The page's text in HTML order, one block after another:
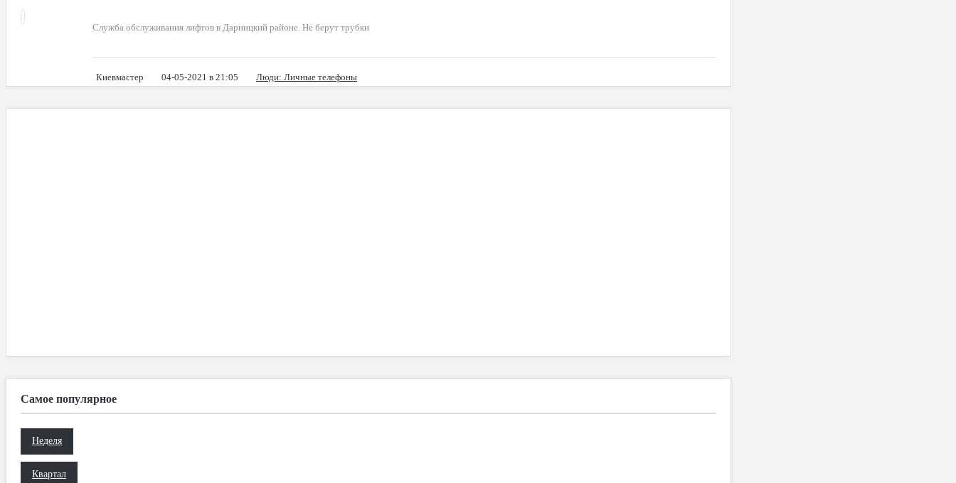
Служба обслуживания лифтов в Дарницкий районе. Не берут трубки
Киевмастер 04-05-2021 в 21:05 Люди: Личные телефоны
Самое популярное
Неделя
Квартал